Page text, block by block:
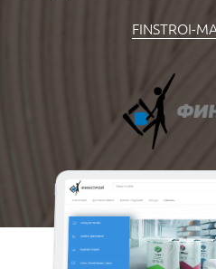
FINSTROI-